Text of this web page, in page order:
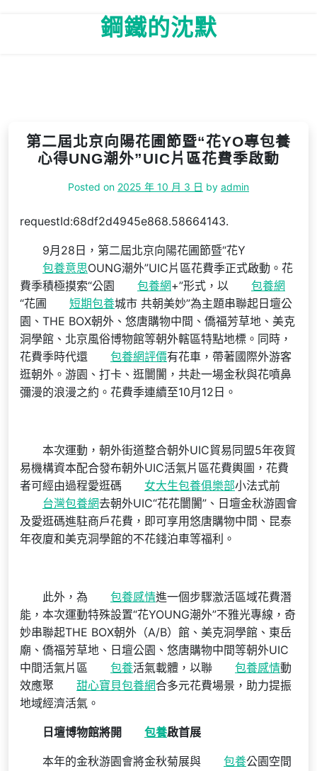
鋼鐵的沈默
第二屆北京向陽花圃節暨“花YO專包養
心得UNG潮外”UIC片區花費季啟動
Posted on 2025 年 10 月 3 日 by admin
requestId:68df2d4945e868.58664143.
9月28日，第二屆北京向陽花圃節暨“花Y
包養意思OUNG潮外”UIC片區花費季正式啟動。花
費季積極摸索“公園
包養網+”形式，以
包養網
“花圃
短期包養城市 共朝美妙”為主題串聯起日壇公
園、THE BOX朝外、悠唐購物中間、僑福芳草地、美克
洞學館、北京風俗博物館等朝外轄區特點地標。同時，
花費季時代還
包養網評價有花車，帶著國際外游客
逛朝外。游園、打卡、逛闤闠，共赴一場金秋與花噴鼻
彌漫的浪漫之約。花費季連續至10月12日。
本次運動，朝外街道整合朝外UIC貿易同盟5年夜貿
易機構資本配合發布朝外UIC活氣片區花費輿圖，花費
者可經由過程愛逛碼
女大生包養俱樂部小法式前
台灣包養網去朝外UIC“花花闤闠”、日壇金秋游園會
及愛逛碼進駐商戶花費，即可享用悠唐購物中間、昆泰
年夜廈和美克洞學館的不花錢泊車等福利。
此外，為 包養感情進一個步驟激活區域花費潛
能，本次運動特殊設置“花YOUNG潮外”不雅光專線，奇
妙串聯起THE BOX朝外（A/B）館、美克洞學館、東岳
廟、僑福芳草地、日壇公園、悠唐購物中間等朝外UIC
中間活氣片區
包養活氣載體，以聯 包養感情動
效應聚
甜心寶貝包養網合多元花費場景，助力提振
地域經濟活氣。
日壇博物館將開 包養啟首展
本年的金秋游園會將金秋菊展與 包養公園空間